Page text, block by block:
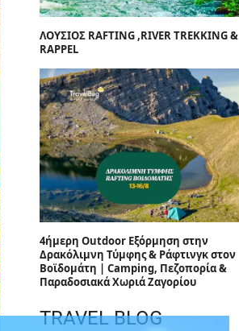
ΛΟΥΣΙΟΣ RAFTING ,RIVER TREKKING &
RAPPEL
4ήμερη Outdoor Εξόρμηση στην
Δρακόλιμνη Τύμφης & Ράφτινγκ στον
Βοϊδομάτη | Camping, Πεζοπορία &
Παραδοσιακά Χωριά Ζαγορίου
TRAVEL BLOG